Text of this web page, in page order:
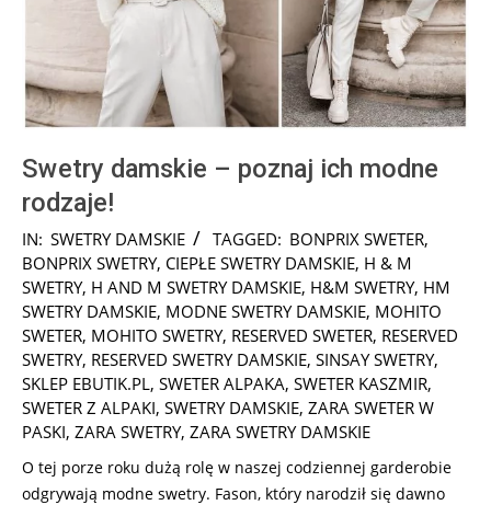
Swetry damskie – poznaj ich modne
rodzaje!
2025-
01-
28
IN: SWETRY DAMSKIE TAGGED: BONPRIX SWETER,
BONPRIX SWETRY, CIEPŁE SWETRY DAMSKIE, H & M
SWETRY, H AND M SWETRY DAMSKIE, H&M SWETRY, HM
SWETRY DAMSKIE, MODNE SWETRY DAMSKIE, MOHITO
SWETER, MOHITO SWETRY, RESERVED SWETER, RESERVED
SWETRY, RESERVED SWETRY DAMSKIE, SINSAY SWETRY,
SKLEP EBUTIK.PL, SWETER ALPAKA, SWETER KASZMIR,
SWETER Z ALPAKI, SWETRY DAMSKIE, ZARA SWETER W
PASKI, ZARA SWETRY, ZARA SWETRY DAMSKIE
O tej porze roku dużą rolę w naszej codziennej garderobie
odgrywają modne swetry. Fason, który narodził się dawno